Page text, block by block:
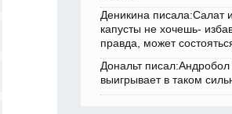
Деникина писала:Салат
капусты не хочешь-
правда, может
Дональт писал:Андробол
выигрывает в таком